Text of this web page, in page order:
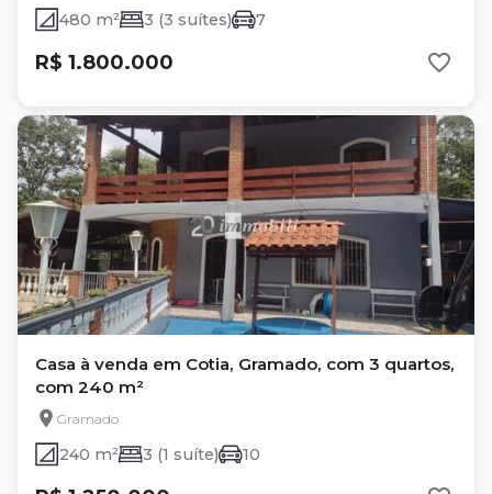
480 m² 3 (3 suítes) 7
R$ 1.800.000
Casa à venda em Cotia, Gramado, com 3 quartos,
com 240 m²
Gramado
240 m² 3 (1 suíte) 10